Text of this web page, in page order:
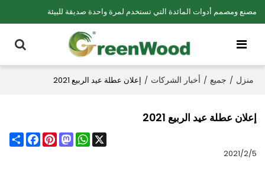
مصنع ومصمم أدوات المائدة التي تستخدم لمرة واحدة صديقة للبيئة
منزل / جميع / أخبار الشركات / إعلان عطلة عيد الربيع 2021
إعلان عطلة عيد الربيع 2021
Share
FacebookPinterest
Mastodon
WhatsApp
X
2021/2/5